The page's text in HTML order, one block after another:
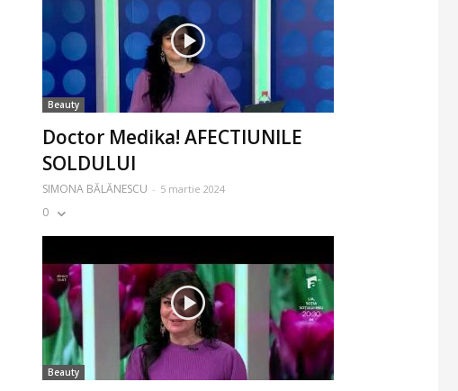
Beauty
Doctor Medika! AFECTIUNILE
SOLDULUI
SIMONA BĂLĂNESCU - 5 martie 2024
0
Beauty